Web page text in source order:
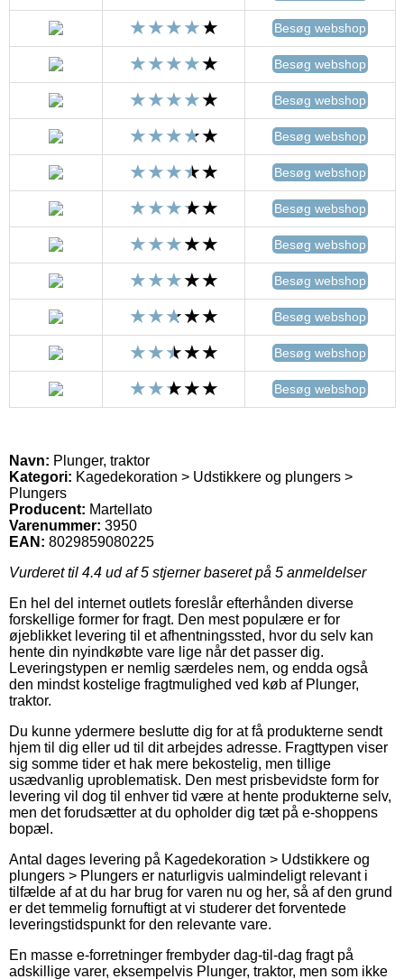
Besøg webshop
Besøg webshop
Besøg webshop
Besøg webshop
Besøg webshop
Besøg webshop
Besøg webshop
Besøg webshop
Besøg webshop
Besøg webshop
Besøg webshop
Navn: Plunger, traktor
Kategori: Kagedekoration > Udstikkere og plungers >
Plungers
Producent: Martellato
Varenummer: 3950
EAN: 8029859080225
Vurderet til 4.4 ud af 5 stjerner baseret på 5 anmeldelser
En hel del internet outlets foreslår efterhånden diverse
forskellige former for fragt. Den mest populære er for
øjeblikket levering til et afhentningssted, hvor du selv kan
hente din nyindkøbte vare lige når det passer dig.
Leveringstypen er nemlig særdeles nem, og endda også
den mindst kostelige fragtmulighed ved køb af Plunger,
traktor.
Du kunne ydermere beslutte dig for at få produkterne sendt
hjem til dig eller ud til dit arbejdes adresse. Fragttypen viser
sig somme tider et hak mere bekostelig, men tillige
usædvanlig uproblematisk. Den mest prisbevidste form for
levering vil dog til enhver tid være at hente produkterne selv,
men det forudsætter at du opholder dig tæt på e-shoppens
bopæl.
Antal dages levering på Kagedekoration > Udstikkere og
plungers > Plungers er naturligvis ualmindeligt relevant i
tilfælde af at du har brug for varen nu og her, så af den grund
er det temmelig fornuftigt at vi studerer det forventede
leveringstidspunkt for den relevante vare.
En masse e-forretninger frembyder dag-til-dag fragt på
adskillige varer, eksempelvis Plunger, traktor, men som ikke